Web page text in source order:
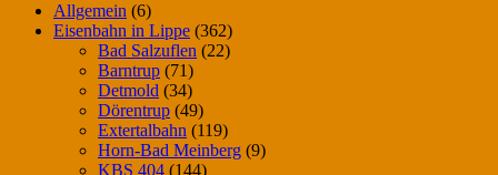
Allgemein (6)
Eisenbahn in Lippe (362)
Bad Salzuflen (22)
Barntrup (71)
Detmold (34)
Dörentrup (49)
Extertalbahn (119)
Horn-Bad Meinberg (9)
KBS 404 (144)